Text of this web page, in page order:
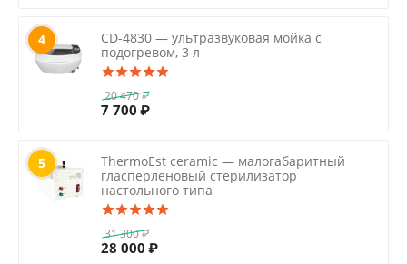
4
CD-4830 — ультразвуковая мойка с
подогревом, 3 л
20 470₽
7 700 ₽
5
ThermoEst ceramic — малогабаритный
гласперленовый стерилизатор
настольного типа
31 300₽
28 000 ₽